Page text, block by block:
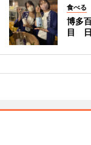
食べる
博多
目 日